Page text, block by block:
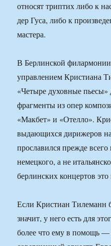
относят триптих либо к
дер Гуса, либо к
мастера.
В Берлинской
управлением Кристиана
«Четыре духовные
фрагменты из опер
«Макбет» и «Отелло».
выдающихся дирижеров
прославился прежде
немецкого, а не
берлинских концертов это
Если Кристиан Тилеманн
значит, у него есть для
более что ему в помощь —